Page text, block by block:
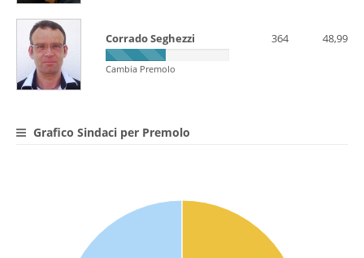
Corrado Seghezzi
Cambia Premolo
364 48,99
Grafico Sindaci per Premolo